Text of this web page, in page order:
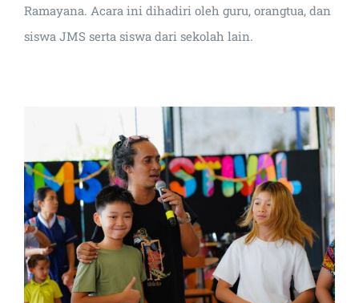
Ramayana. Acara ini dihadiri oleh guru, orangtua, dan
siswa JMS serta siswa dari sekolah lain.